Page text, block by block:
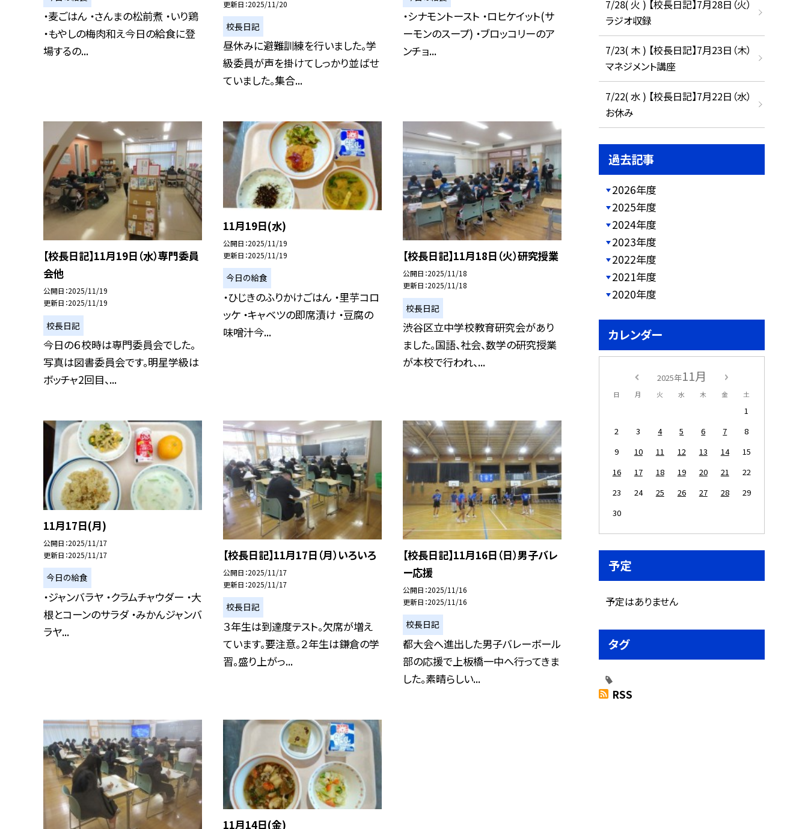
・麦ごはん ・さんまの松前煮 ・いり鶏
・もやしの梅肉和え今日の給食に登
場するの...
更新日 2025/11/20
校長日記
昼休みに避難訓練を行いました。学
級委員が声を掛けてしっかり並ばせ
ていました。集合...
・シナモントースト ・ロヒケイット(サ
ーモンのスープ) ・ブロッコリーのア
ンチョ...
【校長日記】11月19日（水）専門委員
会他
公開日 2025/11/19
更新日 2025/11/19
校長日記
今日の６校時は専門委員会でした。
写真は図書委員会です。明星学級は
ボッチャ2回目、...
11月19日(水)
公開日 2025/11/19
更新日 2025/11/19
今日の給食
・ひじきのふりかけごはん ・里芋コロ
ッケ ・キャベツの即席漬け ・豆腐の
味噌汁今...
【校長日記】11月18日（火）研究授業
公開日 2025/11/18
更新日 2025/11/18
校長日記
渋谷区立中学校教育研究会があり
ました。国語、社会、数学の研究授業
が本校で行われ、...
11月17日(月)
公開日 2025/11/17
更新日 2025/11/17
今日の給食
・ジャンバラヤ ・クラムチャウダー ・大
根とコーンのサラダ ・みかんジャンバ
ラヤ...
【校長日記】11月17日（月）いろいろ
公開日 2025/11/17
更新日 2025/11/17
校長日記
３年生は到達度テスト。欠席が増え
ています。要注意。２年生は鎌倉の学
習。盛り上がっ...
【校長日記】11月16日（日）男子バレ
ー応援
公開日 2025/11/16
更新日 2025/11/16
校長日記
都大会へ進出した男子バレーボール
部の応援で上板橋一中へ行ってきま
した。素晴らしい...
11月14日(金)
7/28( 火 ) 【校長日記】7月28日（火）
ラジオ収録
7/23( 木 ) 【校長日記】7月23日（木）
マネジメント講座
7/22( 水 ) 【校長日記】7月22日（水）
お休み
過去記事
2026年度
2025年度
2024年度
2023年度
2022年度
2021年度
2020年度
カレンダー
2025年11月
日 月 火 水 木 金 土
1
2
3 4 5 6 7
8
9
10 11 12 13 14
15
16
17 18 19 20 21
22
23
24 25 26 27 28
29
30
予定
予定はありません
タグ
RSS